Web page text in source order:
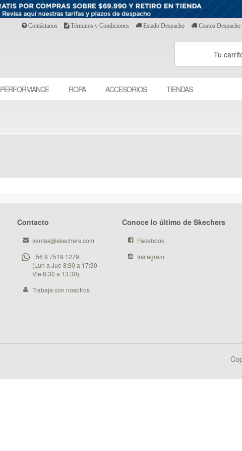
Contáctanos Términos y Condiciones Estado Despacho Costos Despacho
Tu
PERFORMANCE ROPA ACCESORIOS TIENDAS
Contacto
ventas@skechers.com
+56 9 7519 1279
(Lun a Jue 8:30 a 17:30 -
Vie 8:30 a 13:30)
Trabaja con nosotros
Conoce lo último de Skechers
Facebook
Instagram